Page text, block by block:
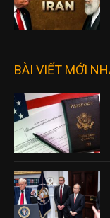
BÀI VIẾT MỚI